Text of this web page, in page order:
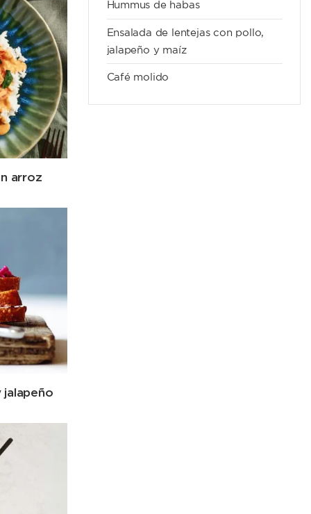
arroz
jalapeño
Hummus de habas
Ensalada de lentejas con pollo,
jalapeño y maíz
Café molido